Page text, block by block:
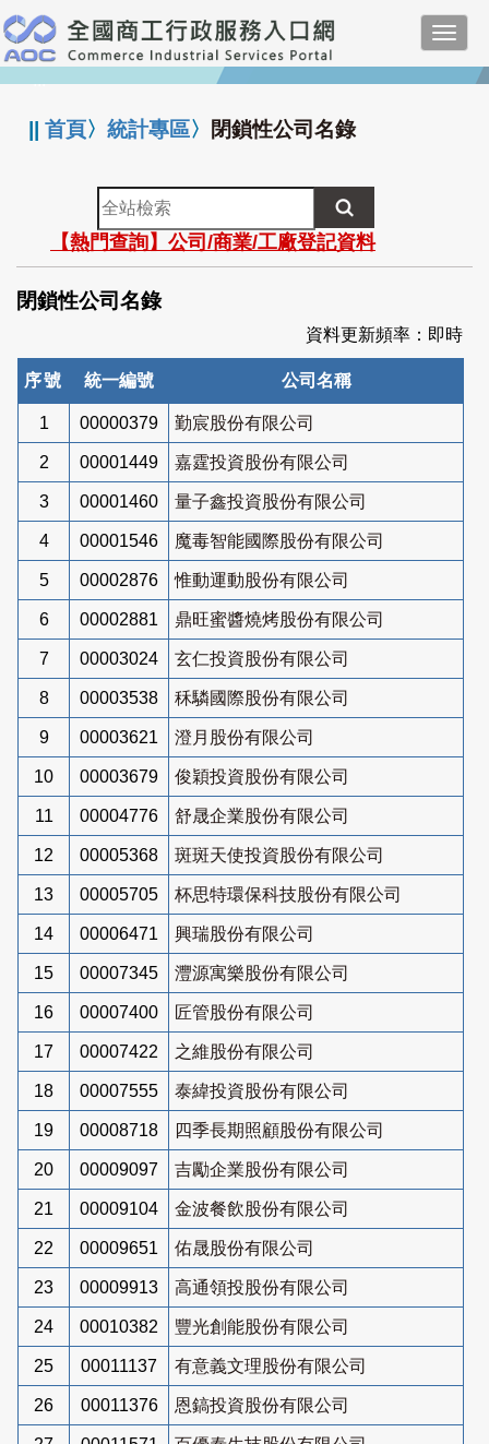
跳
到
主
要
:::
||首頁〉統計專區〉 閉鎖性公司名錄
全
站
檢
索
【熱門查詢】公司/商業/工廠登記資料
閉鎖性公司名錄
資料更新頻率：即時
序號 統一編號 公司名稱
1 00000379 勤宸股份有限公司
2 00001449 嘉霆投資股份有限公司
3 00001460 量子鑫投資股份有限公司
4 00001546 魔毒智能國際股份有限公司
5 00002876 惟動運動股份有限公司
6 00002881 鼎旺蜜醬燒烤股份有限公司
7 00003024 玄仁投資股份有限公司
8 00003538 秝驎國際股份有限公司
9 00003621 澄月股份有限公司
10 00003679 俊穎投資股份有限公司
11 00004776 舒晟企業股份有限公司
12 00005368 斑斑天使投資股份有限公司
13 00005705 杯思特環保科技股份有限公司
14 00006471 興瑞股份有限公司
15 00007345 灃源寓樂股份有限公司
16 00007400 匠管股份有限公司
17 00007422 之維股份有限公司
18 00007555 泰緯投資股份有限公司
19 00008718 四季長期照顧股份有限公司
20 00009097 吉勵企業股份有限公司
21 00009104 金波餐飲股份有限公司
22 00009651 佑晟股份有限公司
23 00009913 高通領投股份有限公司
24 00010382 豐光創能股份有限公司
25 00011137 有意義文理股份有限公司
26 00011376 恩鎬投資股份有限公司